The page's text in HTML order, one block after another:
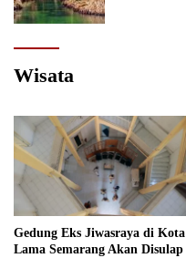
Wisata
Gedung Eks Jiwasraya di Kota
Lama Semarang Akan Disulap